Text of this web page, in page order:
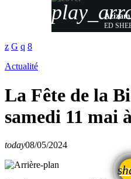
Azizam
ED
Actualité
La Fête de la
samedi 11 mai
today08/05/2024